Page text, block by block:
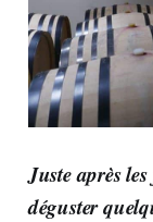
Juste après
déguster